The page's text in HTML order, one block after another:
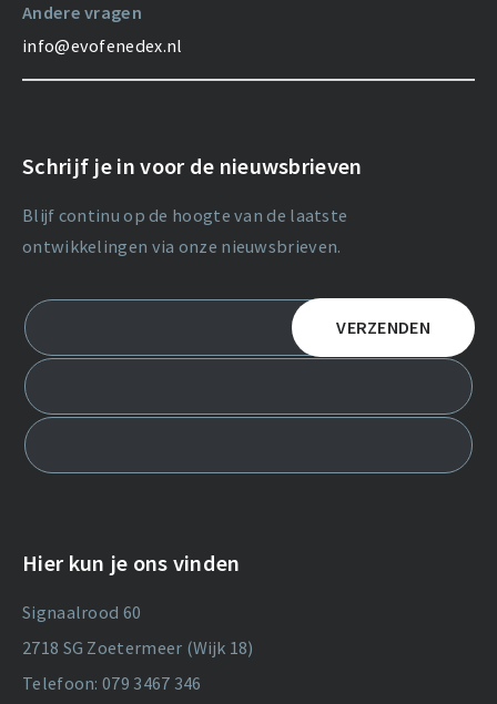
Andere vragen
info@evofenedex.nl
Schrijf je in voor de nieuwsbrieven
Blijf continu op de hoogte van de laatste
ontwikkelingen via onze nieuwsbrieven.
Hier kun je ons vinden
Signaalrood 60
2718 SG Zoetermeer (Wijk 18)
Telefoon: 079 3467 346